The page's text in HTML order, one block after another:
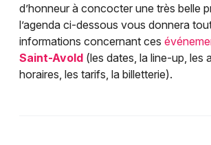
d’honneur à concocter une très belle
l’agenda ci-dessous vous donnera
informations concernant ces
Saint-Avold (les dates, la line-up, les
horaires, les tarifs, la billetterie).